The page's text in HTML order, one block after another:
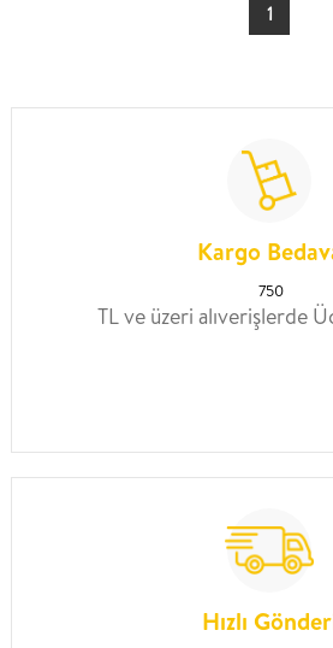
1
Kargo
750
TL ve üzeri alıverişlerde
Hızlı